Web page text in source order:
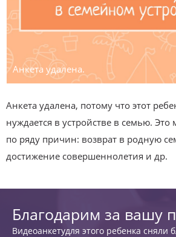
Анкета удалена.
Анкета удалена, потому что этот
нуждается в устройстве в семью.
по ряду причин: возврат в родную
достижение совершеннолетия и др.
Благодарим за вашу
Видеоанкетудля этого ребенка сняли